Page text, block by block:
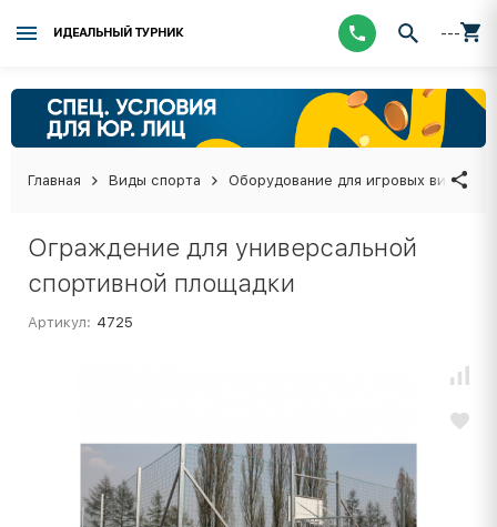
ИДЕАЛЬНЫЙ ТУРНИК ---
Главная Виды спорта Оборудование для игровых видов
Ограждение для универсальной
спортивной площадки
Артикул: 4725